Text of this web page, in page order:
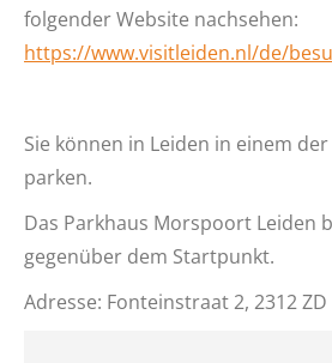
folgender Website nachsehen:
https://www.visitleiden.nl/de/
Sie können in Leiden in einem
parken.
Das Parkhaus Morspoort Leiden
gegenüber dem Startpunkt.
Adresse: Fonteinstraat 2, 2312 ZD